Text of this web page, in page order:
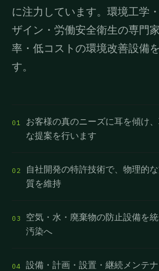
に注力しています。環境工学
ザイン・労働安全衛生の専門
率・低コストの環境改善設備
す。
01
お客様の真のニーズに耳を傾け
な提案を行います
02
自社開発の特許技術で、物理的
質を維持
03
空気・水・廃棄物の防止設備を
汚染へ
04 設備・計画・設置・継続メンテ